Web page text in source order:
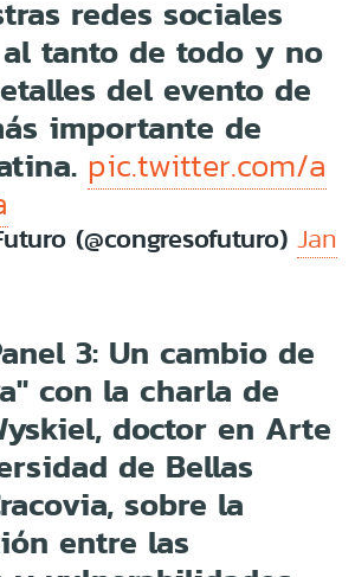
redes sociales
tanto de todo y no
del evento de
importante de
pic.twitter.com/a
(@congresofuturo) Jan
3: Un cambio de
con la charla de
doctor en Arte
de Bellas
sobre la
entre las